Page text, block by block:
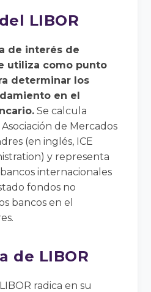
LIBOR
de interés de
utiliza como punto
determinar los
en el
Se calcula
de Mercados
(en inglés, ICE
y representa
internacionales
fondos no
bancos en el
de LIBOR
radica en su